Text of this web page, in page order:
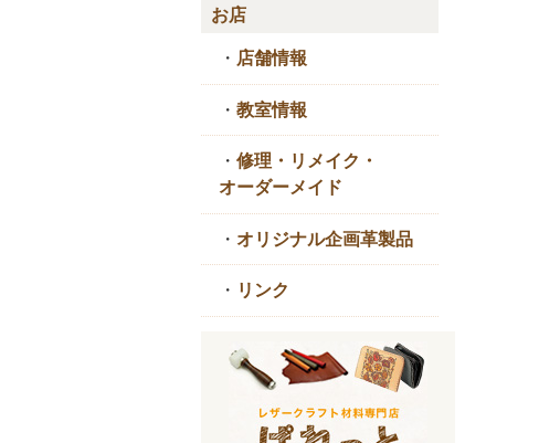
お店
・ 店舗情報
・ 教室情報
・ 修理・リメイク・
オーダーメイド
・ オリジナル企画革製品
・ リンク